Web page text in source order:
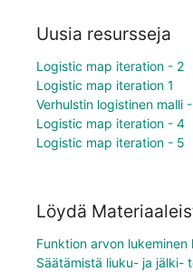
Uusia resursseja
Logistic map iteration - 2
Logistic map iteration 1
Verhulstin logistinen malli
Logistic map iteration - 4
Logistic map iteration - 5
Löydä
Funktion arvon
Säätämistä liuku- ja jälki-